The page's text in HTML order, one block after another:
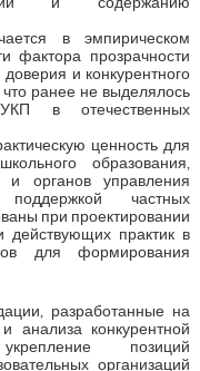
в эмпирическом
фактора прозрачности
и конкурентного
ранее не выделялось
в отечественных
ценность для
образования,
органов управления
частных
при проектировании
практик в
для формирования
разработанные на
анализа конкурентной
позиций
организаций